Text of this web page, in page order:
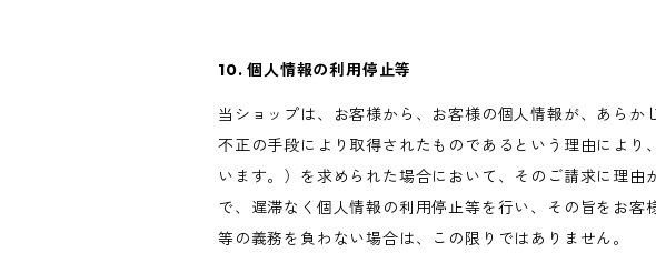
10. 個人情報の利用停止等
当ショップは、お客様から、お客様の個人情報が、あら
不正の手段により取得されたものであるという理由によ
います。）を求められた場合において、そのご請求に理
で、遅滞なく個人情報の利用停止等を行い、その旨をお
等の義務を負わない場合は、この限りではありません。